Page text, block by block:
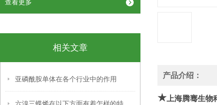
查看更多
相关文章
亚磷酰胺单体在各个行业中的作用 产品介绍：
★ 上海腾骞生